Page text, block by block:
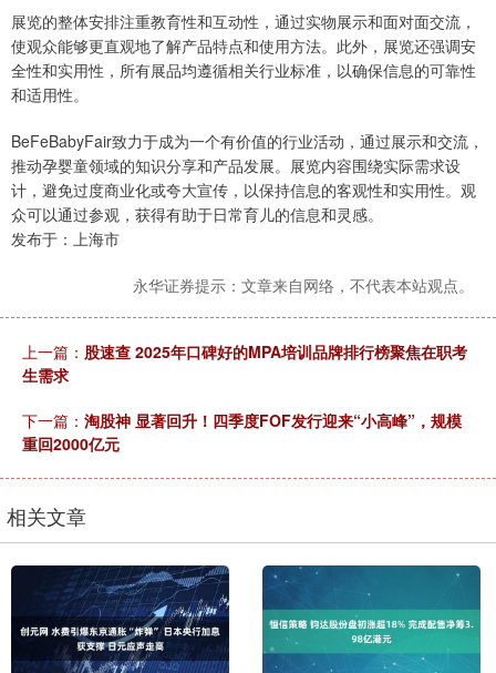
展览的整体安排注重教育性和互动性，通过实物展示和面对面交流，
使观众能够更直观地了解产品特点和使用方法。此外，展览还强调安
全性和实用性，所有展品均遵循相关行业标准，以确保信息的可靠性
和适用性。
BeFeBabyFair致力于成为一个有价值的行业活动，通过展示和交流，
推动孕婴童领域的知识分享和产品发展。展览内容围绕实际需求设
计，避免过度商业化或夸大宣传，以保持信息的客观性和实用性。观
众可以通过参观，获得有助于日常育儿的信息和灵感。
发布于：上海市
永华证券提示：文章来自网络，不代表本站观点。
上一篇： 股速查 2025年口碑好的MPA培训品牌排行榜聚焦在职考
生需求
下一篇： 淘股神 显著回升！四季度FOF发行迎来“小高峰”，规模
重回2000亿元
相关文章